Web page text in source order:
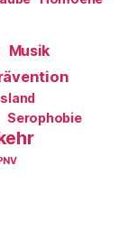
Musik
Serophobie